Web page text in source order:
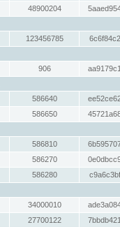
48900204
123456785
906
586640
586650
586810
586270
586280
34000010
27700122